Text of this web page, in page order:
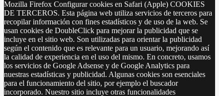
Mozilla Firefox Configurar cookies en Safari (Apple) COOKIES
DE TERCEROS. Esta página web utiliza servicios de terceros para
recopilar información con fines estadísticos y de uso de la web. Se
usan cookies de DoubleClick para mejorar la publicidad que se
incluye en el sitio web. Son utilizadas para orientar la publicidad
según el contenido que es relevante para un usuario, mejorando así
la calidad de experiencia en el uso del mismo. En concreto, usamos
los servicios de Google Adsense y de Google Analytics para
nuestras estadísticas y publicidad. Algunas cookies son esenciales
para el funcionamiento del sitio, por ejemplo el buscador
incorporado. Nuestro sitio incluye otras funcionalidades